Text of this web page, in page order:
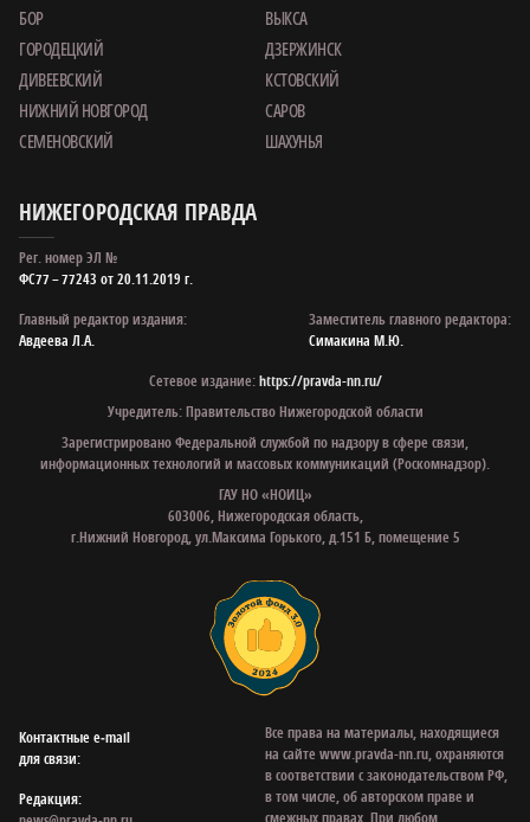
БОР
ВЫКСА
ГОРОДЕЦКИЙ
ДЗЕРЖИНСК
ДИВЕЕВСКИЙ
КСТОВСКИЙ
НИЖНИЙ НОВГОРОД
САРОВ
СЕМЕНОВСКИЙ
ШАХУНЬЯ
НИЖЕГОРОДСКАЯ ПРАВДА
Рег. номер ЭЛ №
ФС77 – 77243 от 20.11.2019 г.
Главный редактор издания:
Авдеева Л.А.
Заместитель главного редактора:
Симакина М.Ю.
Сетевое издание:https://pravda-nn.ru/
Учредитель: Правительство Нижегородской области
Зарегистрировано Федеральной службой по надзору в сфере связи,
информационных технологий и массовых коммуникаций (Роскомнадзор).
ГАУ НО «НОИЦ»
603006, Нижегородская область,
г.Нижний Новгород, ул.Максима Горького, д.151 Б, помещение 5
Контактные e‑mail
для связи:
Редакция:
Все права на материалы, находящиеся
на сайте www.pravda-nn.ru, охраняются
в соответствии с законодательством РФ,
в том числе, об авторском праве и
смежных правах. При любом